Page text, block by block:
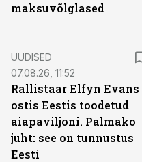
maksuvõlglased
UUDISED
07.08.26, 11:52
Rallistaar Elfyn Evans
ostis Eestis toodetud
aiapaviljoni. Palmako
juht: see on tunnustus
Eesti